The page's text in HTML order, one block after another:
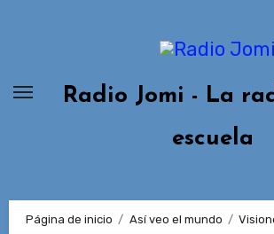
Radio Jomi - La
escuela
Página de inicio Así veo el mundo